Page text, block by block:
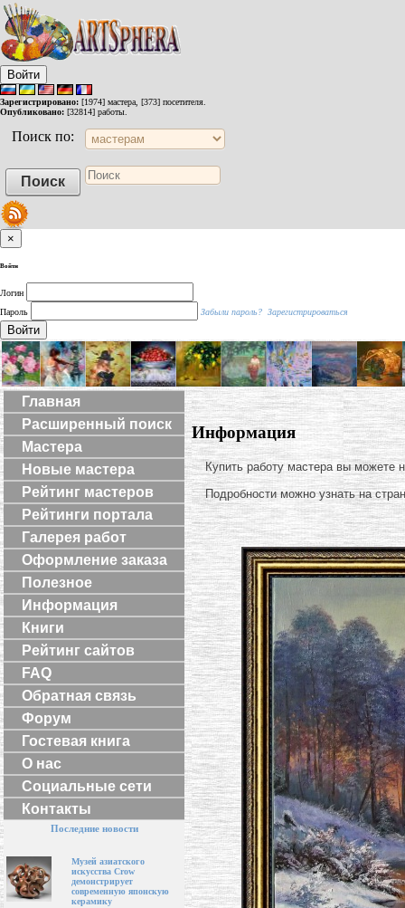
Войти
Зарегистрировано: [1974] мастера, [373] посетителя.
Опубликовано: [32814] работы.
Поиск по:
×
Войти
Логин
Пароль
Забыли пароль? Зарегистрироваться
Войти
Главная
Расширенный поиск
Мастера
Новые мастера
Рейтинг мастеров
Рейтинги портала
Галерея работ
Оформление заказа
Полезное
Информация
Книги
Рейтинг сайтов
FAQ
Обратная связь
Форум
Гостевая книга
О нас
Социальные сети
Контакты
Последние новости
Музей азиатского
искусства Crow
демонстрирует
современную японскую
керамику
Информация
Купить работу мастера вы можете
Подробности можно узнать на